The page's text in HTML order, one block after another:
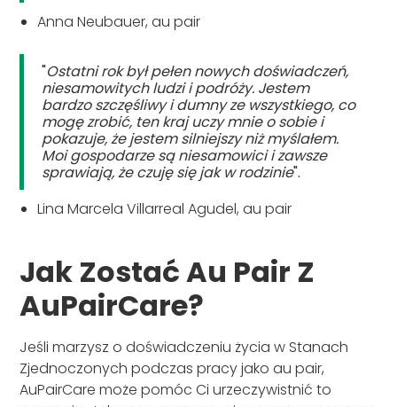
Anna Neubauer, au pair
"Ostatni rok był pełen nowych doświadczeń,
niesamowitych ludzi i podróży. Jestem
bardzo szczęśliwy i dumny ze wszystkiego, co
mogę zrobić, ten kraj uczy mnie o sobie i
pokazuje, że jestem silniejszy niż myślałem.
Moi gospodarze są niesamowici i zawsze
sprawiają, że czuję się jak w rodzinie".
Lina Marcela Villarreal Agudel, au pair
Jak Zostać Au Pair Z
AuPairCare?
Jeśli marzysz o doświadczeniu życia w Stanach
Zjednoczonych podczas pracy jako au pair,
AuPairCare może pomóc Ci urzeczywistnić to